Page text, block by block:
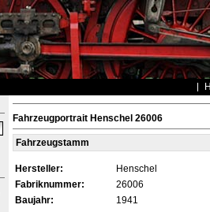
Fahrzeugportrait Henschel 26006
Fahrzeugstamm
Hersteller:
Henschel
Fabriknummer:
26006
Baujahr:
1941